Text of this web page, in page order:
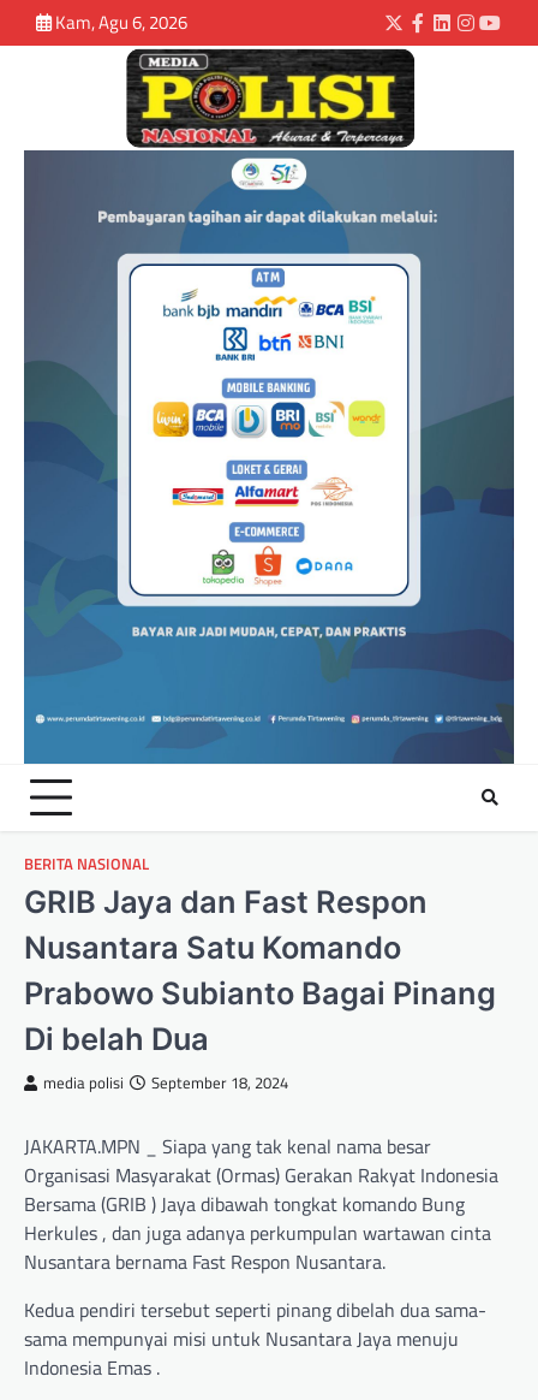
Kam, Agu 6, 2026
BERITA NASIONAL
GRIB Jaya dan Fast Respon
Nusantara Satu Komando
Prabowo Subianto Bagai Pinang
Di belah Dua
media polisi September 18, 2024
JAKARTA.MPN _ Siapa yang tak kenal nama besar
Organisasi Masyarakat (Ormas) Gerakan Rakyat Indonesia
Bersama (GRIB ) Jaya dibawah tongkat komando Bung
Herkules , dan juga adanya perkumpulan wartawan cinta
Nusantara bernama Fast Respon Nusantara.
Kedua pendiri tersebut seperti pinang dibelah dua sama-
sama mempunyai misi untuk Nusantara Jaya menuju
Indonesia Emas .